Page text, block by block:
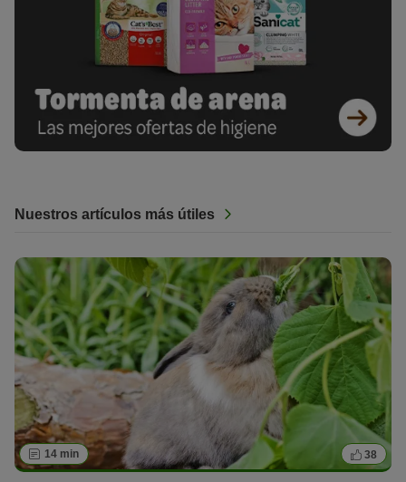
Nuestros artículos más útiles
14 min 38